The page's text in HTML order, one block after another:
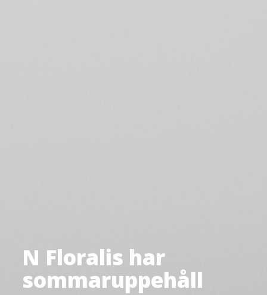
N Floralis har
sommaruppehåll